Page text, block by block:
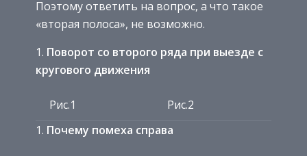
Поэтому ответить на вопрос, а что такое
«вторая полоса», не возможно.
Поворот со второго ряда при выезде с
кругового движения
Рис.1
Рис.2
Почему помеха справа